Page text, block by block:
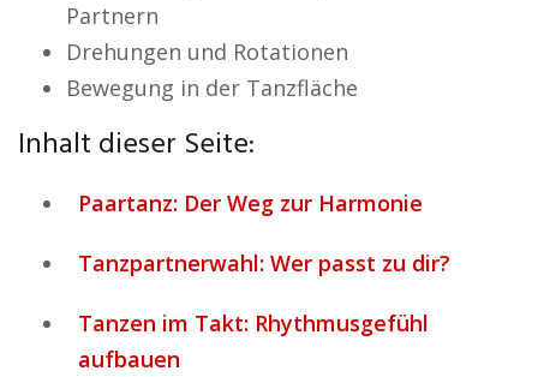
Partnern
Drehungen und Rotationen
Bewegung in der Tanzfläche
Inhalt dieser Seite:
Paartanz: Der Weg zur Harmonie
Tanzpartnerwahl: Wer passt zu dir?
Tanzen im Takt: Rhythmusgefühl
aufbauen